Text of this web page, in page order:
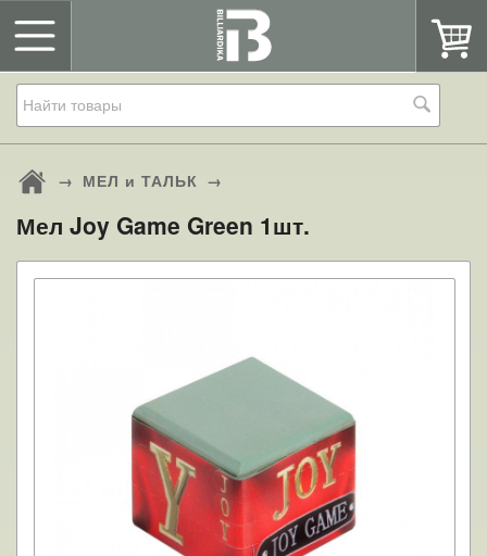
→ МЕЛ и ТАЛЬК →
Мел Joy Game Green 1шт.